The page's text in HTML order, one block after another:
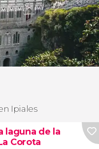
Ipiales
laguna de la
Corota